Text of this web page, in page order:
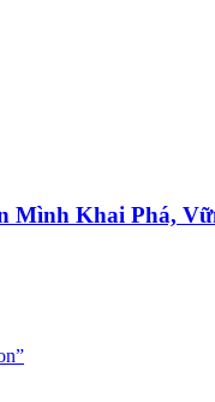
Mình Khai Phá,